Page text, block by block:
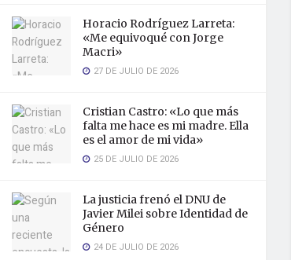
Horacio Rodríguez Larreta:
«Me equivoqué con Jorge
Macri»
27 DE JULIO DE 2026
Cristian Castro: «Lo que más
falta me hace es mi madre. Ella
es el amor de mi vida»
25 DE JULIO DE 2026
La justicia frenó el DNU de
Javier Milei sobre Identidad de
Género
24 DE JULIO DE 2026